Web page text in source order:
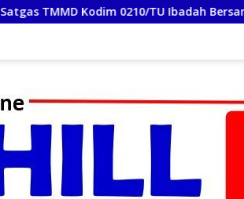
Kodim 0210/TU Ibadah Bersama Jemaat